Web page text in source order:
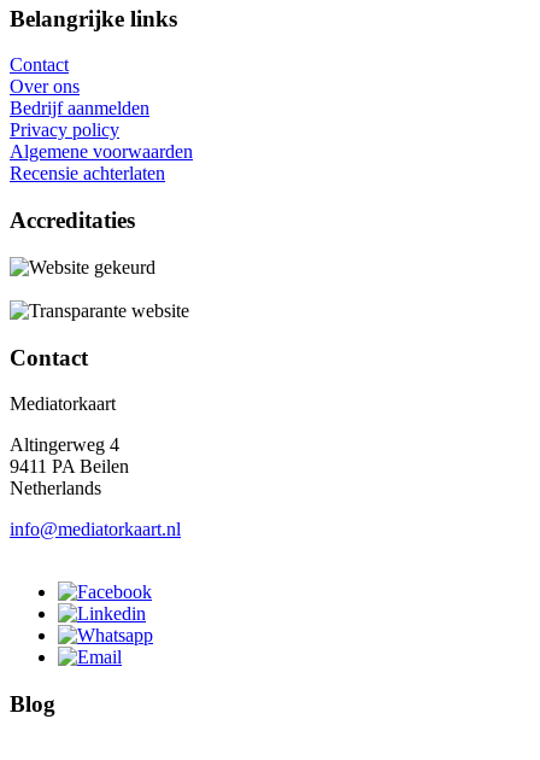
Belangrijke links
Contact
Over ons
Bedrijf aanmelden
Privacy policy
Algemene voorwaarden
Recensie achterlaten
Accreditaties
Contact
Mediatorkaart
Altingerweg 4
9411 PA Beilen
Netherlands
info@mediatorkaart.nl
Blog